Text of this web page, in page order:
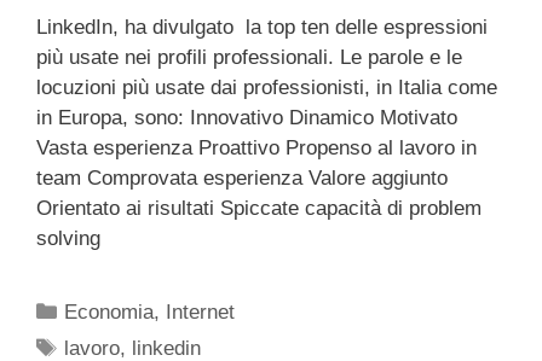
LinkedIn, ha divulgato la top ten delle espressioni
più usate nei profili professionali. Le parole e le
locuzioni più usate dai professionisti, in Italia come
in Europa, sono: Innovativo Dinamico Motivato
Vasta esperienza Proattivo Propenso al lavoro in
team Comprovata esperienza Valore aggiunto
Orientato ai risultati Spiccate capacità di problem
solving
Categorie
Economia, Internet
Tag
lavoro, linkedin